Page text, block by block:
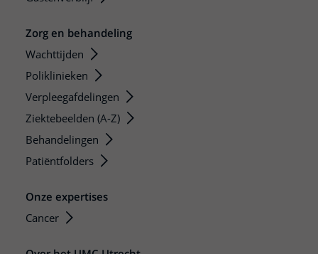
Zorg en behandeling
Wachttijden
Poliklinieken
Verpleegafdelingen
Ziektebeelden (A-Z)
Behandelingen
Patiëntfolders
Onze expertises
Cancer